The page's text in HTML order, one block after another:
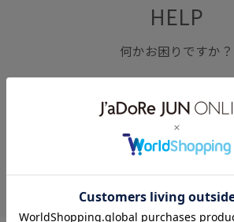
HELP
何かお困りですか？
FAQ
お問い合わせ
フォーム